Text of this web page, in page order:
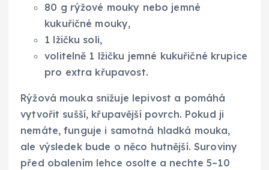
80 g rýžové mouky nebo jemné
kukuřičné mouky,
1 lžičku soli,
volitelně 1 lžičku jemné kukuřičné krupice
pro extra křupavost.
Rýžová mouka snižuje lepivost a pomáhá
vytvořit sušší, křupavější povrch. Pokud ji
nemáte, funguje i samotná hladká mouka,
ale výsledek bude o něco hutnější. Suroviny
před obalením lehce osolte a nechte 5–10